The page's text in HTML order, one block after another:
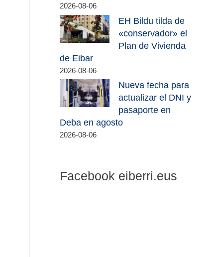
2026-08-06
EH Bildu tilda de
«conservador» el
Plan de Vivienda
de Eibar
2026-08-06
Nueva fecha para
actualizar el DNI y
pasaporte en
Deba en agosto
2026-08-06
Facebook eiberri.eus